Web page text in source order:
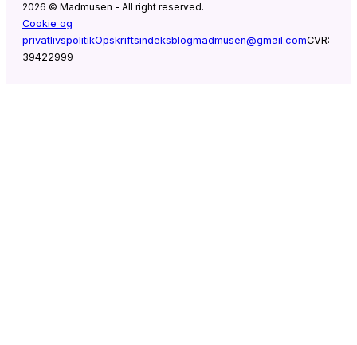
2026 © Madmusen - All right reserved.
Cookie og
privatlivspolitikOpskriftsindeksblogmadmusen@gmail.comCVR:
39422999